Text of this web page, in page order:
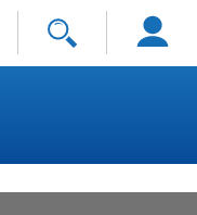
Se
connecter